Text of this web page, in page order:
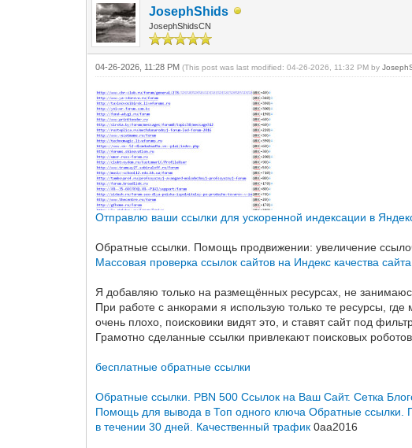
JosephShids
JosephShidsCN
04-26-2026, 11:28 PM(This post was last modified: 04-26-2026, 11:32 PM by
Отправлю ваши ссылки для ускоренной индексации в
Обратные ссылки. Помощь продвижении: увеличение
Массовая проверка ссылок сайтов на Индекс качества сайта
Я добавляю только на размещённых ресурсах, не
При работе с анкорами я использую только те ресурсы,
очень плохо, поисковики видят это, и ставят сайт под
Грамотно сделанные ссылки привлекают поисковых
бесплатные обратные ссылки
Обратные ссылки. PBN 500 Ссылок на Ваш Сайт. Сетка
Помощь для вывода в Топ одного ключа Обратные ссылки.
в течении 30 дней. Качественный трафик 0aa2016